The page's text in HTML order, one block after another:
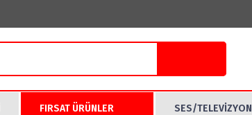
FIRSAT ÜRÜNLER SES/TELEVİZYON